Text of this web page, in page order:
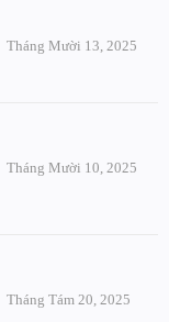
Tháng Mười 13, 2025
Tháng Mười 10, 2025
Tháng Tám 20, 2025